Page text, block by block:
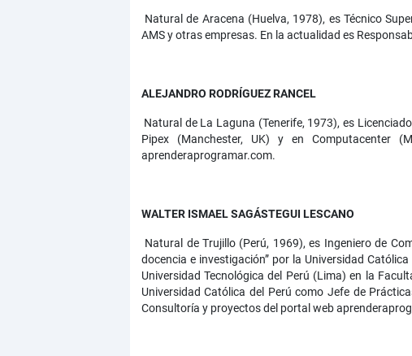
Natural de Aracena (Huelva, 1978), es Técnico
AMS y otras empresas. En la actualidad es
ALEJANDRO RODRÍGUEZ RANCEL
Natural de La Laguna (Tenerife, 1973), es
Pipex (Manchester, UK) y en Computacenter
aprenderaprogramar.com.
WALTER ISMAEL SAGÁSTEGUI LESCANO
Natural de Trujillo (Perú, 1969), es Ingeniero de
docencia e investigación” por la Universidad
Universidad Tecnológica del Perú (Lima) en la
Universidad Católica del Perú como Jefe de
Consultoría y proyectos del portal web